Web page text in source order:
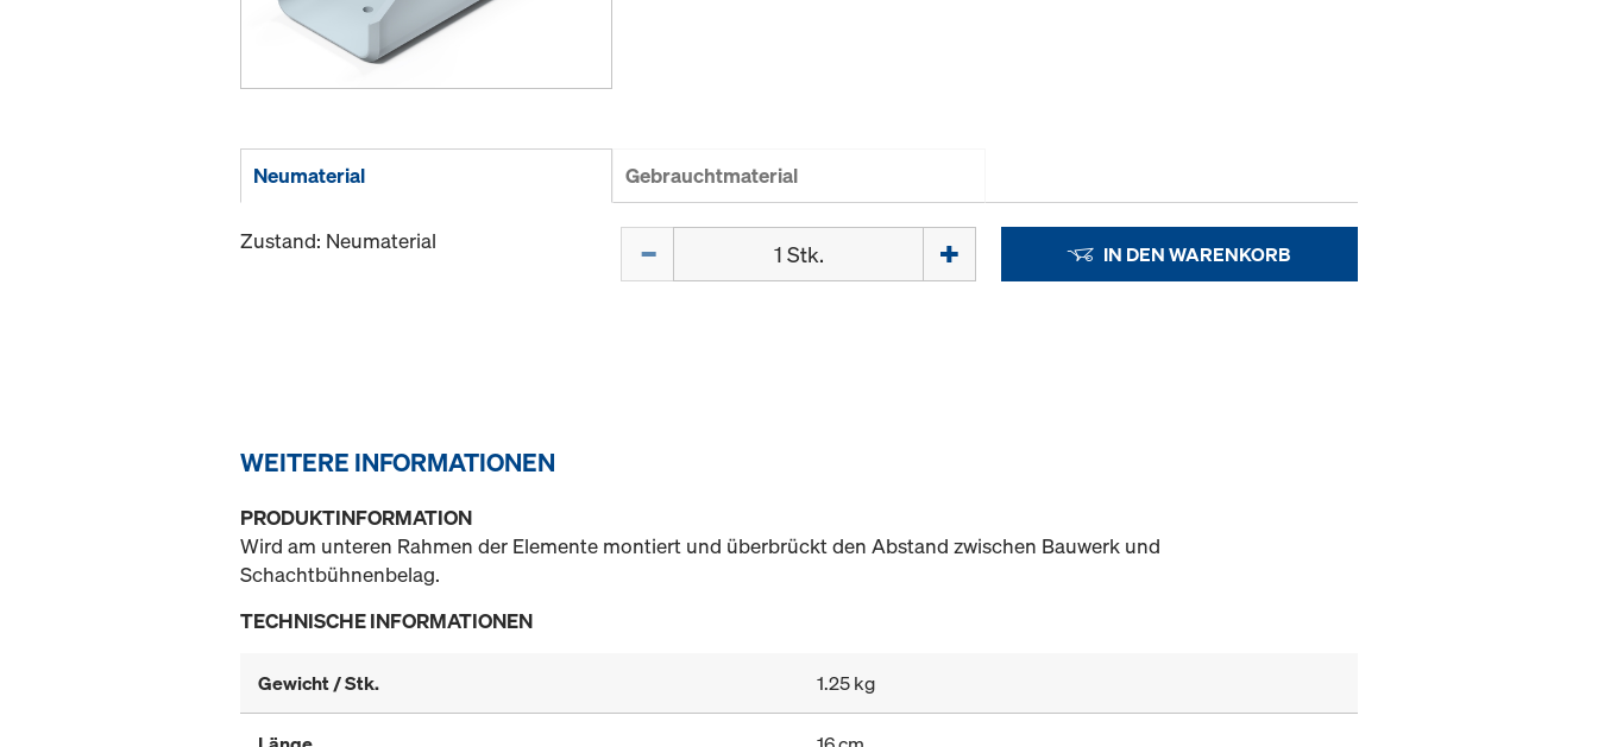
Neumaterial Gebrauchtmaterial
Zustand: Neumaterial IN DEN WARENKORB
WEITERE INFORMATIONEN
PRODUKTINFORMATION
Wird am unteren Rahmen der Elemente montiert und überbrückt den Abstand zwischen Bauwerk und
Schachtbühnenbelag.
TECHNISCHE INFORMATIONEN
Gewicht / Stk. 1.25 kg